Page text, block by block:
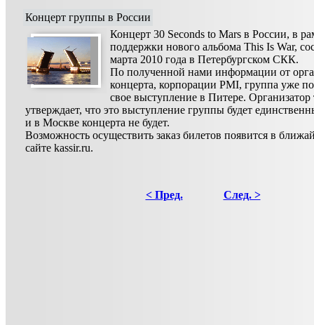
Концерт группы в России
Концерт 30 Seconds to Mars в России, в
поддержки нового альбома This Is War,
марта 2010 года в Петербургском СКК.
По полученной нами информации от
концерта, корпорации PMI, группа уже
свое выступление в Питере. Организатор
утверждает, что это выступление группы будет
и в Москве концерта не будет.
Возможность осуществить заказ билетов появится в
сайте kassir.ru.
< Пред. След. >